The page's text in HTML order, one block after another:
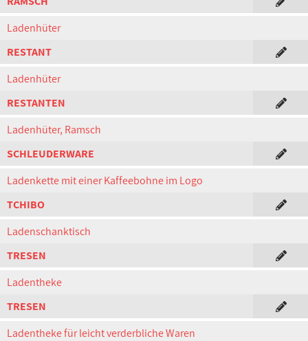
Ladenhüter
RESTANT
Ladenhüter
RESTANTEN
Ladenhüter, Ramsch
SCHLEUDERWARE
Ladenkette mit einer Kaffeebohne im Logo
TCHIBO
Ladenschanktisch
TRESEN
Ladentheke
TRESEN
Ladentheke für leicht verderbliche Waren